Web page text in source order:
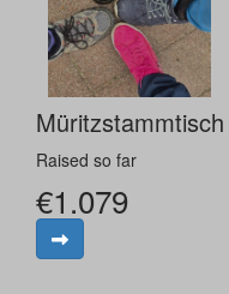
Müritzstammtisch
Raised so far
€1.079